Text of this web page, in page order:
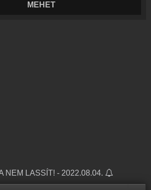
MEHET
NEM LASSÍT! - 2022.08.04.